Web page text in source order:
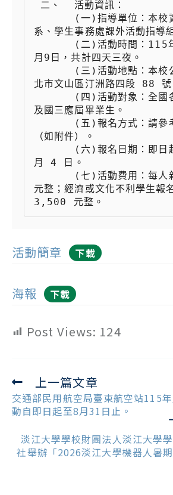
系、學生事務處課外活動指導
月9日，共計四天三夜。
北市文山區汀洲路四段 88 號
及國三應屆畢業生。
（如附件）。
月 4 日。
元整；經濟或文化不利學生報
3,500 元整。
活動簡章 下載
海報 下載
Post Views: 124
Read
more
articles
上一篇文章
交通部民用航空局臺東航空站115
動自即日起至8月31日止。
淡江大學學校財團法人淡江大學
社舉辦「2026淡江大學機器人暑